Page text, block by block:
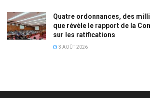
Quatre ordonnances, des
que révèle le rapport de la
sur les ratifications
3 AOÛT 2026